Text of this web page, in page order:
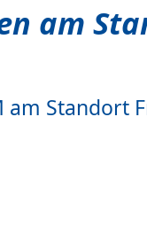
am
am Standort